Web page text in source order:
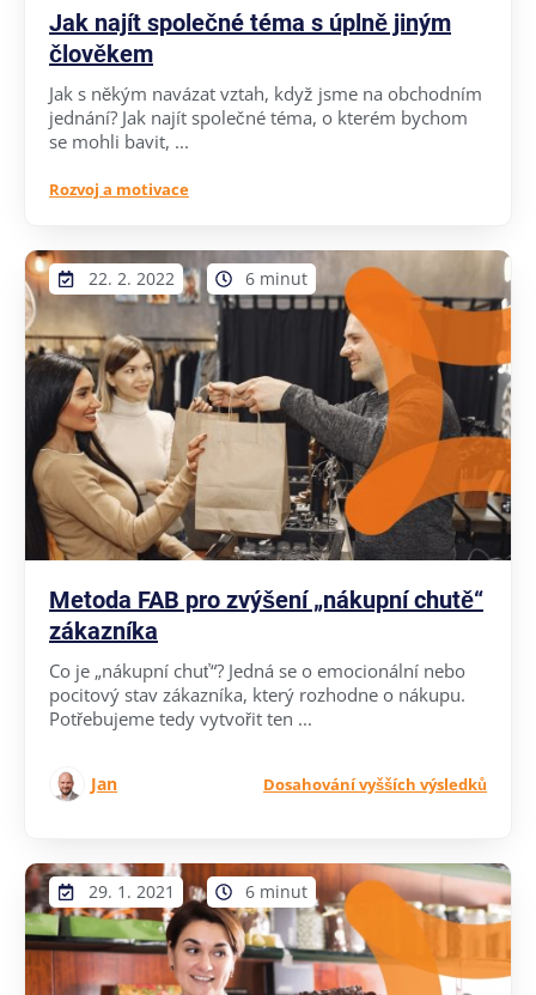
Jak najít společné téma s úplně jiným
člověkem
Jak s někým navázat vztah, když jsme na obchodním
jednání? Jak najít společné téma, o kterém bychom
se mohli bavit, ...
Rozvoj a motivace
22. 2. 2022 6 minut
Metoda FAB pro zvýšení „nákupní chutě“
zákazníka
Co je „nákupní chuť“? Jedná se o emocionální nebo
pocitový stav zákazníka, který rozhodne o nákupu.
Potřebujeme tedy vytvořit ten ...
Jan Dosahování vyšších výsledků
29. 1. 2021 6 minut